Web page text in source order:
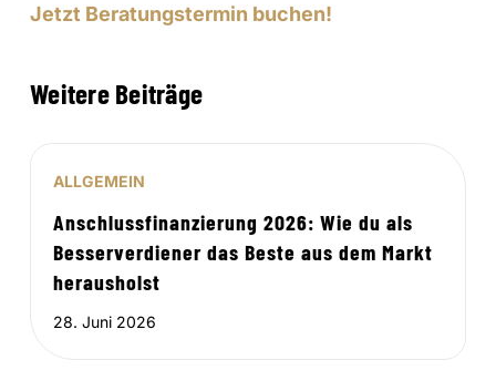
Jetzt Beratungstermin buchen!
Weitere Beiträge
ALLGEMEIN
Anschlussfinanzierung 2026: Wie du als
Besserverdiener das Beste aus dem Markt
herausholst
28. Juni 2026